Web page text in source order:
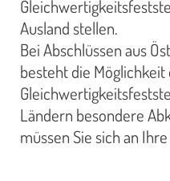
Ausland stellen.
Bei Abschlüssen aus
besteht die
Ländern besondere
müssen Sie sich an